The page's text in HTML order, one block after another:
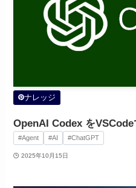
ナレッジ
OpenAI Codex を
#Agent #AI #ChatGPT
2025年10月15日